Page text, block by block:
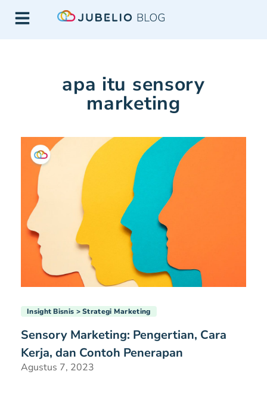
apa itu sensory
marketing
Insight Bisnis Strategi Marketing
Sensory Marketing: Pengertian, Cara
Kerja, dan Contoh Penerapan
Agustus 7, 2023